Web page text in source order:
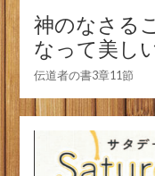
神のなさる
なって美し
伝道者の書3章11節